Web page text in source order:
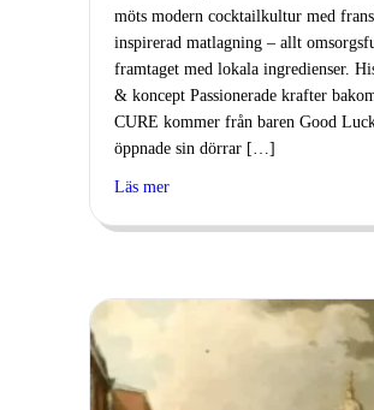
möts modern cocktailkultur med
inspirerad matlagning – allt
framtaget med lokala ingredienser.
& koncept Passionerade krafter
CURE kommer från baren Good
öppnade sin dörrar […]
Läs mer